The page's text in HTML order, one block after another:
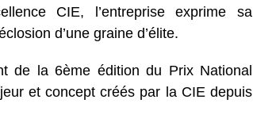
CIE, l’entreprise exprime sa
d’une graine d’élite.
de la 6ème édition du Prix National
et concept créés par la CIE depuis